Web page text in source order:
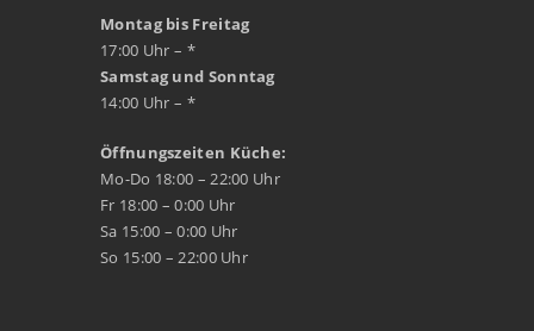
Montag bis Freitag
17:00 Uhr – *
Samstag und Sonntag
14:00 Uhr – *
Öffnungszeiten Küche:
Mo-Do 18:00 – 22:00 Uhr
Fr 18:00 – 0:00 Uhr
Sa 15:00 – 0:00 Uhr
So 15:00 – 22:00 Uhr